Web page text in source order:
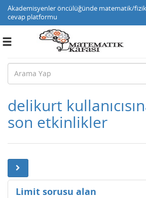
Akademisyenler öncülüğünde matematik/
cevap platformu
Toggle
delikurt
son etkinlikler
Limit sorusu alan